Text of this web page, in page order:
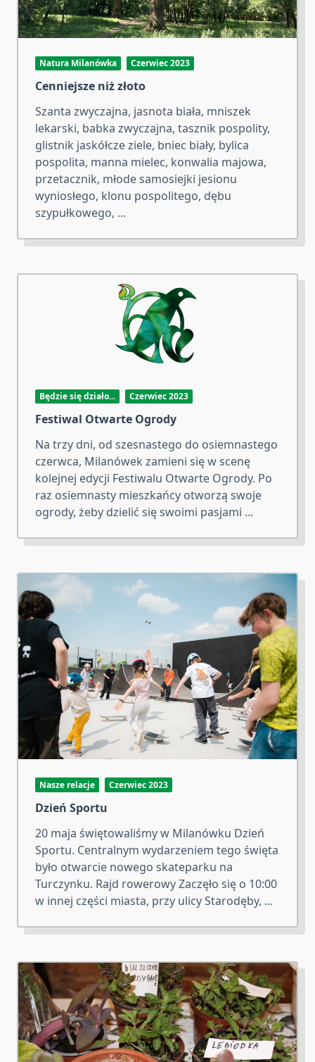
Natura Milanówka Czerwiec 2023
Cenniejsze niż złoto
Szanta zwyczajna, jasnota biała, mniszek
lekarski, babka zwyczajna, tasznik pospolity,
glistnik jaskółcze ziele, bniec biały, bylica
pospolita, manna mielec, konwalia majowa,
przetacznik, młode samosiejki jesionu
wyniosłego, klonu pospolitego, dębu
szypułkowego, ...
Będzie się działo... Czerwiec 2023
Festiwal Otwarte Ogrody
Na trzy dni, od szesnastego do osiemnastego
czerwca, Milanówek zamieni się w scenę
kolejnej edycji Festiwalu Otwarte Ogrody. Po
raz osiemnasty mieszkańcy otworzą swoje
ogrody, żeby dzielić się swoimi pasjami ...
Nasze relacje Czerwiec 2023
Dzień Sportu
20 maja świętowaliśmy w Milanówku Dzień
Sportu. Centralnym wydarzeniem tego święta
było otwarcie nowego skateparku na
Turczynku. Rajd rowerowy Zaczęło się o 10:00
w innej części miasta, przy ulicy Starodęby, ...